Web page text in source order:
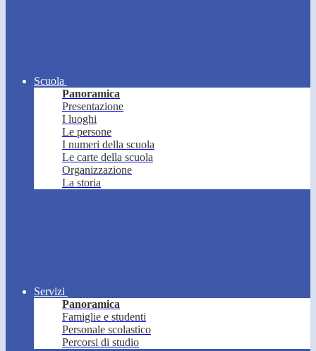
Scuola
Panoramica
Presentazione
I luoghi
Le persone
I numeri della scuola
Le carte della scuola
Organizzazione
La storia
Servizi
Panoramica
Famiglie e studenti
Personale scolastico
Percorsi di studio